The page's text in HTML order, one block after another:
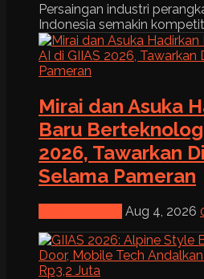
Persaingan industri
Indonesia semakin
Mirai dan Asuka
Baru
2026, Tawarkan
Selama Pameran
Aug 4, 2026